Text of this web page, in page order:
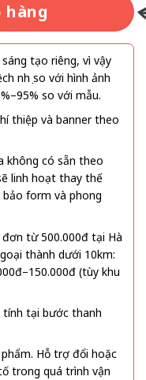
hàng
tạo riêng, vì vậy
nhẹ so với hình ảnh
so với mẫu.
thiệp và banner theo
không có sẵn theo
linh hoạt thay thế
form và phong
từ 500.000đ tại Hà
thành dưới 10km:
(tùy khu
tính tại bước thanh
Hỗ trợ đổi hoặc
trong quá trình vận